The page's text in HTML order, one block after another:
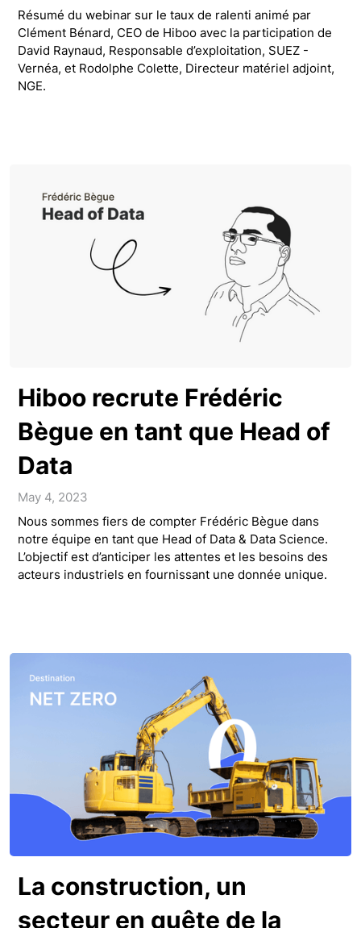
Résumé du webinar sur le taux de ralenti animé par
Clément Bénard, CEO de Hiboo avec la participation de
David Raynaud, Responsable d’exploitation, SUEZ -
Vernéa, et Rodolphe Colette, Directeur matériel adjoint,
NGE.
Hiboo recrute Frédéric
Bègue en tant que Head of
Data
May 4, 2023
Nous sommes fiers de compter Frédéric Bègue dans
notre équipe en tant que Head of Data & Data Science.
L’objectif est d’anticiper les attentes et les besoins des
acteurs industriels en fournissant une donnée unique.
La construction, un
secteur en quête de la